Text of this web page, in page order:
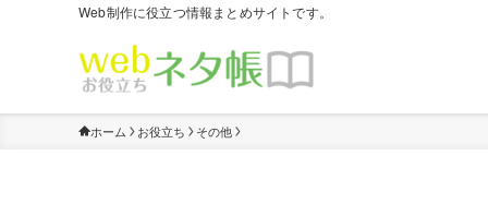
Web制作に役立つ情報まとめサイトです。
ホーム お役立ち その他